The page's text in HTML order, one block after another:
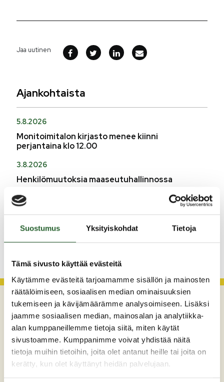
Suostumus Yksityiskohdat Tietoja
Tämä sivusto käyttää evästeitä
Käytämme evästeitä tarjoamamme sisällön ja mainosten
räätälöimiseen, sosiaalisen median ominaisuuksien
tukemiseen ja kävijämäärämme analysoimiseen. Lisäksi
jaamme sosiaalisen median, mainosalan ja analytiikka-
alan kumppaneillemme tietoja siitä, miten käytät
sivustoamme. Kumppanimme voivat yhdistää näitä
tietoja muihin tietoihin, joita olet antanut heille tai joita on
kerätty, kun olet käyttänyt heidän palvelujaan.
Jaa uutinen
Ajankohtaista
5.8.2026
Monitoimitalon kirjasto menee kiinni
perjantaina klo 12.00
3.8.2026
Henkilömuutoksia maaseutuhallinnossa
29.7.2026
Asfaltointityöt taajamassa myöhästyvät
KATSO KAIKKI